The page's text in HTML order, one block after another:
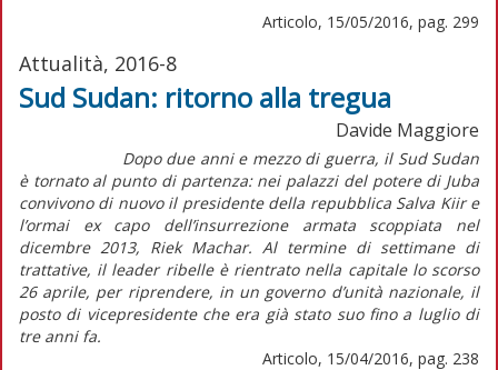
Articolo, 15/05/2016, pag. 299
Attualità, 2016-8
Sud Sudan: ritorno alla tregua
Davide Maggiore
Dopo due anni e mezzo di guerra, il Sud Sudan
è tornato al punto di partenza: nei palazzi del potere di Juba
convivono di nuovo il presidente della repubblica Salva Kiir e
l’ormai ex capo dell’insurrezione armata scoppiata nel
dicembre 2013, Riek Machar. Al termine di settimane di
trattative, il leader ribelle è rientrato nella capitale lo scorso
26 aprile, per riprendere, in un governo d’unità nazionale, il
posto di vicepresidente che era già stato suo fino a luglio di
tre anni fa.
Articolo, 15/04/2016, pag. 238